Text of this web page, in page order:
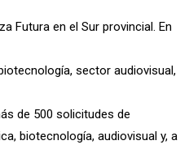
Futura en el Sur provincial. En
sector audiovisual,
de 500 solicitudes de
biotecnología, audiovisual y, a